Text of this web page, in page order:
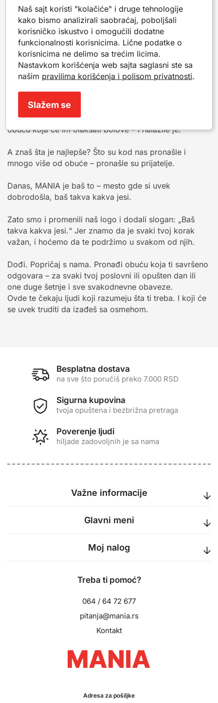
u svakom koraku osećaš sigurno i udobno.
Ali da se razumemo, kvalitet kod nas nije samo u
obući.
Kvalitet je u našem timu, u našim odnosima, u tome
kako se osećaš kad dođeš kod nas.
Mnoge žene nas prepoznaju van radnje i javljaju nam
se, pričaju s nama, zahvaljuju se.
Neke su dolazile sa zdravstvenim problemima, tražeći
obuću koja će im olakšati bolove – i nalazile je.
A znaš šta je najlepše? Što su kod nas pronašle i
mnogo više od obuće – pronašle su prijatelje.
Danas, MANIA je baš to – mesto gde si uvek
dobrodošla, baš takva kakva jesi.
Zato smo i promenili naš logo i dodali slogan: „Baš
takva kakva jesi.“ Jer znamo da je svaki tvoj korak
važan, i hoćemo da te podržimo u svakom od njih.
Dođi. Popričaj s nama. Pronađi obuću koja ti savršeno
odgovara – za svaki tvoj poslovni ili opušten dan ili
one duge šetnje i sve svakodnevne obaveze.
Ovde te čekaju ljudi koji razumeju šta ti treba. I koji će
se uvek truditi da izađeš sa osmehom.
Besplatna dostava
na sve što poručiš preko 7.000 RSD
Sigurna kupovina
tvoja opuštena i bezbrižna pretraga
Poverenje ljudi
hiljade zadovoljnih je sa nama
Važne informacije
Glavni meni
Moj nalog
Treba ti pomoć?
064 / 64 72 677
pitanja@mania.rs
Kontakt
Adresa za pošiljke
Naš sajt koristi "kolačiće" i druge tehnologije
kako bismo analizirali saobraćaj, poboljšali
korisničko iskustvo i omogućili dodatne
funkcionalnosti korisnicima. Lične podatke o
korisnicima ne delimo sa trećim licima.
Nastavkom korišćenja web sajta saglasni ste sa
našim pravilima korišćenja i polisom privatnosti.
Slažem se